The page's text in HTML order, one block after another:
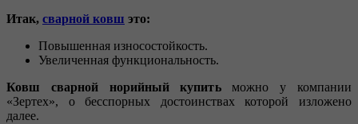
Итак, сварной ковш это:
Повышенная износостойкость.
Увеличенная функциональность.
Ковш сварной норийный купитьможно у компании
«Зертех», о бесспорных достоинствах которой изложено
далее.